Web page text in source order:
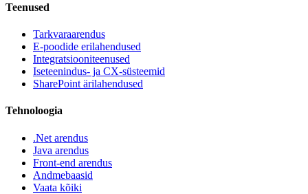
Teenused
Tarkvaraarendus
E-poodide erilahendused
Integratsiooniteenused
Iseteenindus- ja CX-süsteemid
SharePoint ärilahendused
Tehnoloogia
.Net arendus
Java arendus
Front-end arendus
Andmebaasid
Vaata kõiki